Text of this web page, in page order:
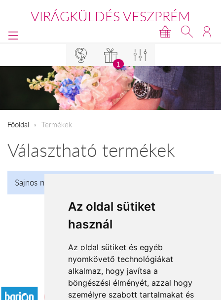
Az oldal sütiket
használ
Az oldal sütiket és egyéb
nyomkövető technológiákat
alkalmaz, hogy javítsa a
böngészési élményét, azzal hogy
személyre szabott tartalmakat és
VIRÁGKÜLDÉS VESZPRÉM
1
Főoldal Termékek
Választható termékek
Sajnos nincs talalat!
Elfogadott fizetési módok